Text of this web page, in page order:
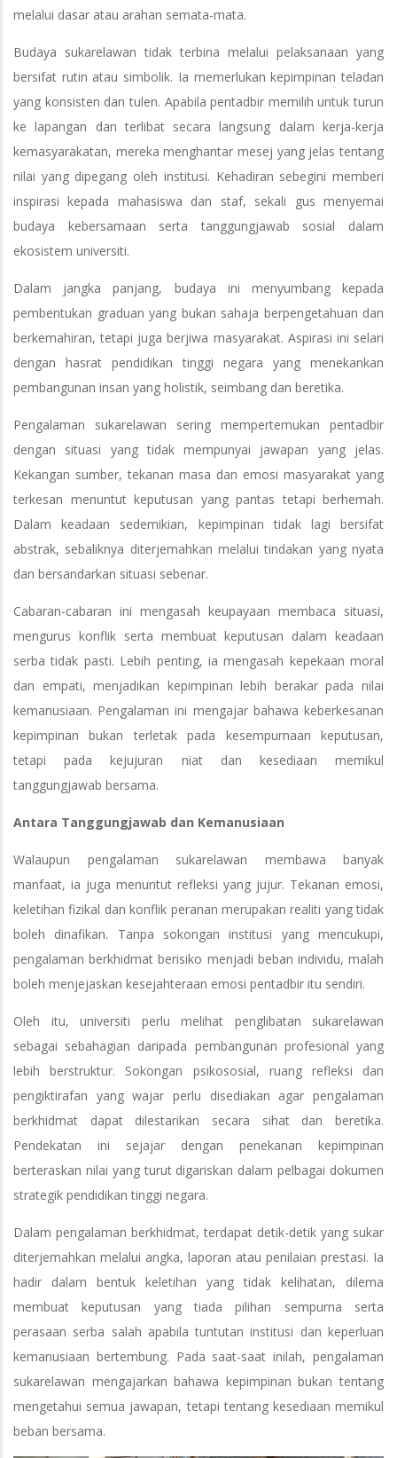
melalui dasar atau arahan semata-mata.
Budaya sukarelawan tidak terbina melalui pelaksanaan yang
bersifat rutin atau simbolik. Ia memerlukan kepimpinan teladan
yang konsisten dan tulen. Apabila pentadbir memilih untuk turun
ke lapangan dan terlibat secara langsung dalam kerja-kerja
kemasyarakatan, mereka menghantar mesej yang jelas tentang
nilai yang dipegang oleh institusi. Kehadiran sebegini memberi
inspirasi kepada mahasiswa dan staf, sekali gus menyemai
budaya kebersamaan serta tanggungjawab sosial dalam
ekosistem universiti.
Dalam jangka panjang, budaya ini menyumbang kepada
pembentukan graduan yang bukan sahaja berpengetahuan dan
berkemahiran, tetapi juga berjiwa masyarakat. Aspirasi ini selari
dengan hasrat pendidikan tinggi negara yang menekankan
pembangunan insan yang holistik, seimbang dan beretika.
Pengalaman sukarelawan sering mempertemukan pentadbir
dengan situasi yang tidak mempunyai jawapan yang jelas.
Kekangan sumber, tekanan masa dan emosi masyarakat yang
terkesan menuntut keputusan yang pantas tetapi berhemah.
Dalam keadaan sedemikian, kepimpinan tidak lagi bersifat
abstrak, sebaliknya diterjemahkan melalui tindakan yang nyata
dan bersandarkan situasi sebenar.
Cabaran-cabaran ini mengasah keupayaan membaca situasi,
mengurus konflik serta membuat keputusan dalam keadaan
serba tidak pasti. Lebih penting, ia mengasah kepekaan moral
dan empati, menjadikan kepimpinan lebih berakar pada nilai
kemanusiaan. Pengalaman ini mengajar bahawa keberkesanan
kepimpinan bukan terletak pada kesempurnaan keputusan,
tetapi pada kejujuran niat dan kesediaan memikul
tanggungjawab bersama.
Antara Tanggungjawab dan Kemanusiaan
Walaupun pengalaman sukarelawan membawa banyak
manfaat, ia juga menuntut refleksi yang jujur. Tekanan emosi,
keletihan fizikal dan konflik peranan merupakan realiti yang tidak
boleh dinafikan. Tanpa sokongan institusi yang mencukupi,
pengalaman berkhidmat berisiko menjadi beban individu, malah
boleh menjejaskan kesejahteraan emosi pentadbir itu sendiri.
Oleh itu, universiti perlu melihat penglibatan sukarelawan
sebagai sebahagian daripada pembangunan profesional yang
lebih berstruktur. Sokongan psikososial, ruang refleksi dan
pengiktirafan yang wajar perlu disediakan agar pengalaman
berkhidmat dapat dilestarikan secara sihat dan beretika.
Pendekatan ini sejajar dengan penekanan kepimpinan
berteraskan nilai yang turut digariskan dalam pelbagai dokumen
strategik pendidikan tinggi negara.
Dalam pengalaman berkhidmat, terdapat detik-detik yang sukar
diterjemahkan melalui angka, laporan atau penilaian prestasi. Ia
hadir dalam bentuk keletihan yang tidak kelihatan, dilema
membuat keputusan yang tiada pilihan sempurna serta
perasaan serba salah apabila tuntutan institusi dan keperluan
kemanusiaan bertembung. Pada saat-saat inilah, pengalaman
sukarelawan mengajarkan bahawa kepimpinan bukan tentang
mengetahui semua jawapan, tetapi tentang kesediaan memikul
beban bersama.